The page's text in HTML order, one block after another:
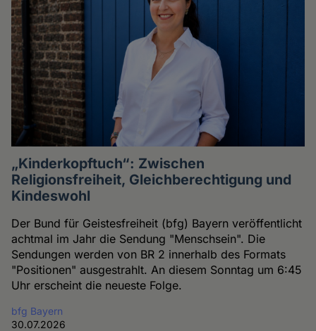
„Kinderkopftuch“: Zwischen
Religionsfreiheit, Gleichberechtigung und
Kindeswohl
Der Bund für Geistesfreiheit (bfg) Bayern veröffentlicht
achtmal im Jahr die Sendung "Menschsein". Die
Sendungen werden von BR 2 innerhalb des Formats
"Positionen" ausgestrahlt. An diesem Sonntag um 6:45
Uhr erscheint die neueste Folge.
bfg Bayern
30.07.2026